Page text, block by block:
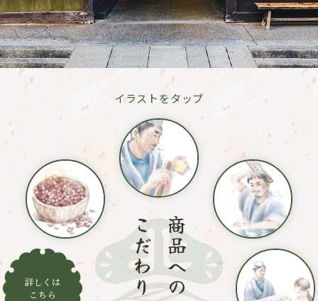
イラストをタップ
詳しくは
こちら
商品への
こだわり